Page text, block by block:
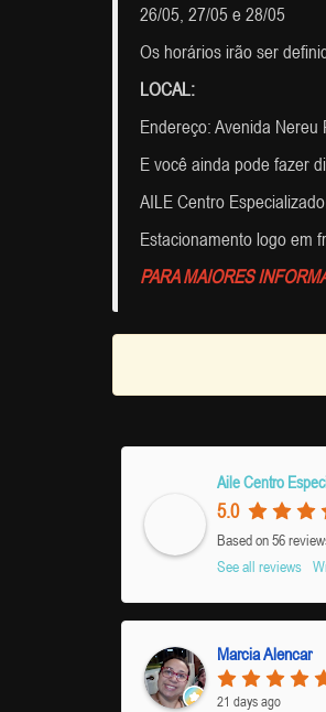
26/05, 27/05 e 28/05
Os horários irão ser
LOCAL:
Endereço: Avenida Nereu
E você ainda pode fazer
AILE Centro
Estacionamento logo em
PARA MAIORES
Aile Centro
5.0
Based on 56
See all reviews
Marcia Alencar
21 days ago